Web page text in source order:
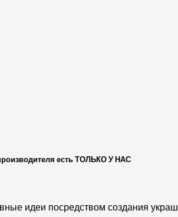
есть ТОЛЬКО У НАС
идеи посредством создания